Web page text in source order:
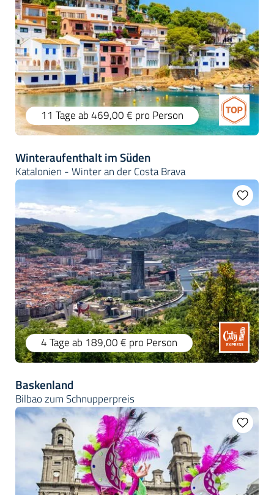
11 Tageab 469,00 € pro Person
Winteraufenthalt im Süden
Katalonien - Winter an der Costa Brava
4 Tageab 189,00 € pro Person
Baskenland
Bilbao zum Schnupperpreis